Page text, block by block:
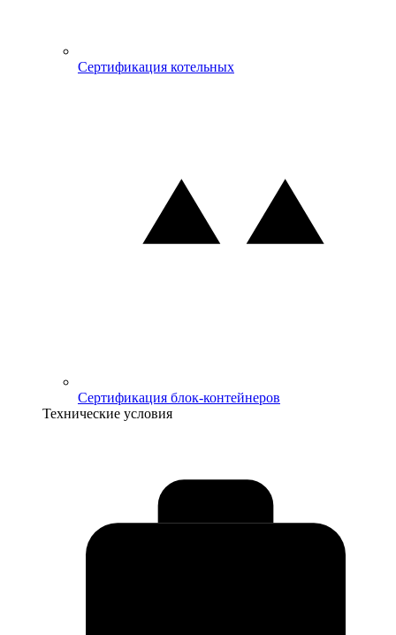
Сертификация котельных
Сертификация блок-контейнеров
Технические условия